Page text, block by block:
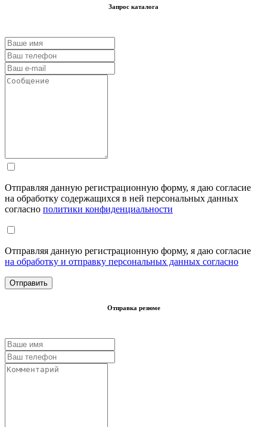
Запрос каталога
Отправляя данную регистрационную форму, я даю согласие
на обработку содержащихся в ней персональных данных
согласно политики конфиденциальности
Отправляя данную регистрационную форму, я даю согласие
на обработку и отправку персональных данных согласно
Отправка резюме